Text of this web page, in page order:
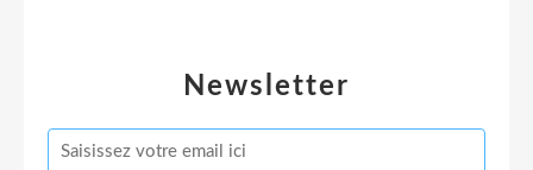
Newsletter